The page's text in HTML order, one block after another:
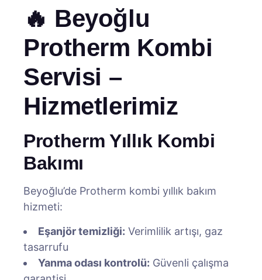
🔥 Beyoğlu
Protherm Kombi
Servisi –
Hizmetlerimiz
Protherm Yıllık Kombi
Bakımı
Beyoğlu’de Protherm kombi yıllık bakım
hizmeti:
Eşanjör temizliği: Verimlilik artışı, gaz
tasarrufu
Yanma odası kontrolü: Güvenli çalışma